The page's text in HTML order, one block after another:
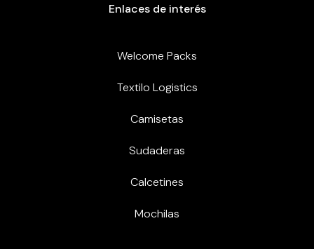
Enlaces de interés
Welcome Packs
Textilo Logistics
Camisetas
Sudaderas
Calcetines
Mochilas